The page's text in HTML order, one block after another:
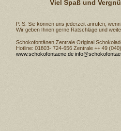
Viel Spaß und
P. S. Sie können uns jederzeit anrufen,
Wir geben Ihnen gerne Ratschläge und
Schokofontänen Zentrale Original
Hotline: 01803- 724-656 Zentrale ++ 49
www.schokofontaene.de